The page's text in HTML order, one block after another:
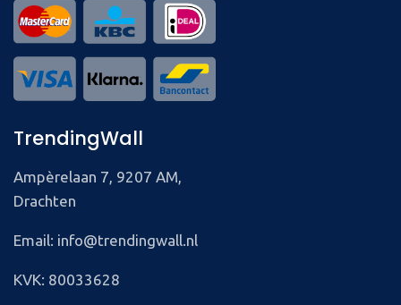
TrendingWall
Ampèrelaan 7, 9207 AM,
Drachten
Email: info@trendingwall.nl
KVK: 80033628